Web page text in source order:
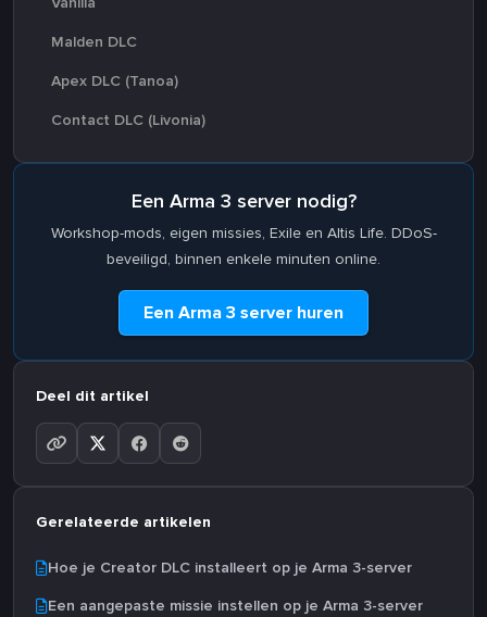
Malden DLC
Apex DLC (Tanoa)
Contact DLC (Livonia)
Een Arma 3 server nodig?
Workshop-mods, eigen missies, Exile en Altis Life. DDoS-
beveiligd, binnen enkele minuten online.
Een Arma 3 server huren
Deel dit artikel
Gerelateerde artikelen
Hoe je Creator DLC installeert op je Arma 3-server
Een aangepaste missie instellen op je Arma 3-server